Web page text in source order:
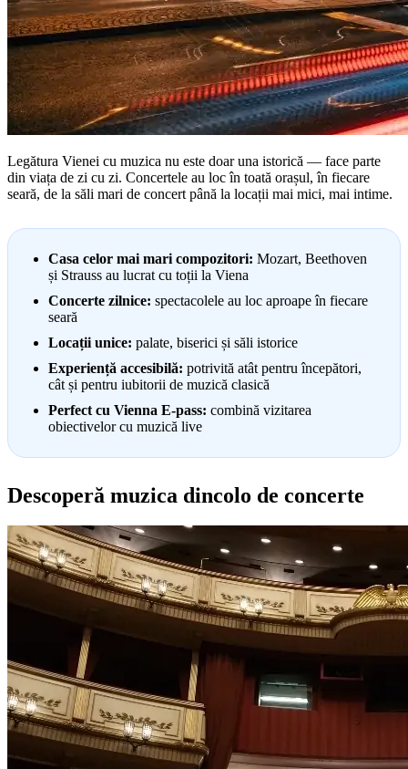
Legătura Vienei cu muzica nu este doar una istorică — face parte
din viața de zi cu zi. Concertele au loc în toată orașul, în fiecare
seară, de la săli mari de concert până la locații mai mici, mai intime.
Casa celor mai mari compozitori: Mozart, Beethoven
și Strauss au lucrat cu toții la Viena
Concerte zilnice: spectacolele au loc aproape în fiecare
seară
Locații unice: palate, biserici și săli istorice
Experiență accesibilă: potrivită atât pentru începători,
cât și pentru iubitorii de muzică clasică
Perfect cu Vienna E-pass: combină vizitarea
obiectivelor cu muzică live
Descoperă muzica dincolo de concerte